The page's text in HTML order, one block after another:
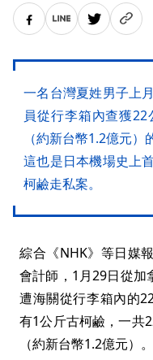
一名台灣夏姓男子上
員從行李箱內查獲
（約新台幣1.2億元
這也是日本機場史上
柯鹼走私案。
綜合《NHK》等日媒
會計師，1月29日從加
遭海關從行李箱內的
有1公斤古柯鹼，一共
（約新台幣1.2億元）。